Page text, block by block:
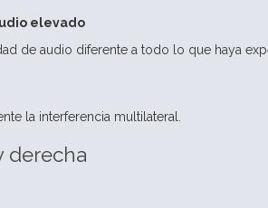
elevado
de audio diferente a todo lo que haya
la interferencia multilateral.
derecha